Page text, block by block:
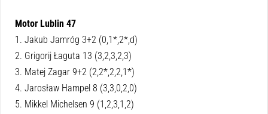
Motor Lublin 47
1. Jakub Jamróg 3+2 (0,1*,2*,d)
2. Grigorij Łaguta 13 (3,2,3,2,3)
3. Matej Zagar 9+2 (2,2*,2,2,1*)
4. Jarosław Hampel 8 (3,3,0,2,0)
5. Mikkel Michelsen 9 (1,2,3,1,2)